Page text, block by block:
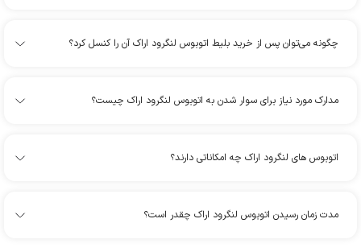
چگونه می‌توان پس از خرید بلیط اتوبوس لنگرود اراک آن را کنسل کرد؟
مدارک مورد نیاز برای سوار شدن به اتوبوس لنگرود اراک چیست؟
اتوبوس های لنگرود اراک چه امکاناتی دارند؟
مدت زمان رسیدن اتوبوس لنگرود اراک چقدر است؟